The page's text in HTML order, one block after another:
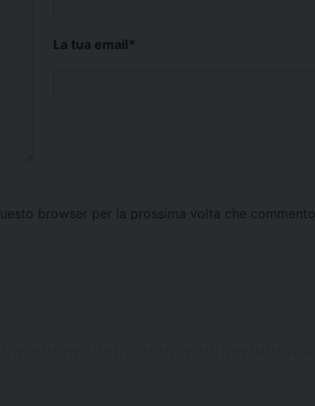
La tua email*
browser per la prossima volta che commento.